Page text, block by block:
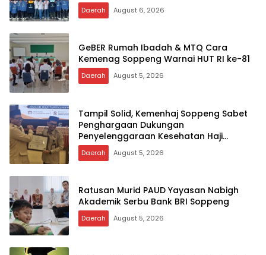
Daerah August 6, 2026
GeBER Rumah Ibadah & MTQ Cara
Kemenag Soppeng Warnai HUT RI ke-81
Daerah August 5, 2026
Tampil Solid, Kemenhaj Soppeng Sabet
Penghargaan Dukungan
Penyelenggaraan Kesehatan Haji
Terbaik
Daerah August 5, 2026
Ratusan Murid PAUD Yayasan Nabigh
Akademik Serbu Bank BRI Soppeng
Daerah August 5, 2026